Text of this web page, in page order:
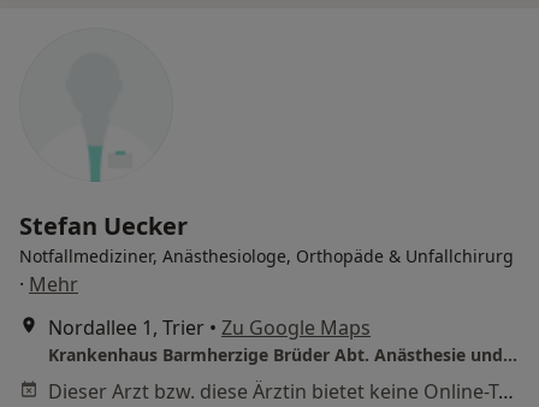
Stefan Uecker
Notfallmediziner, Anästhesiologe, Orthopäde & Unfallchirurg
· Mehr
Nordallee 1, Trier • Zu Google Maps
Krankenhaus Barmherzige Brüder Abt. Anästhesie und Intensivmedizin
Dieser Arzt bzw. diese Ärztin bietet keine Online-Terminbuchung an diesem Standort an.